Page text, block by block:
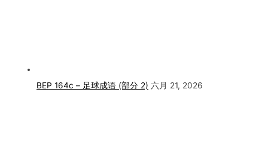
BEP 164c – 足球成语 (部分 2) 六月 21, 2026